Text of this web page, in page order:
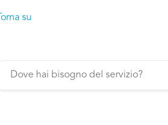
Torna su